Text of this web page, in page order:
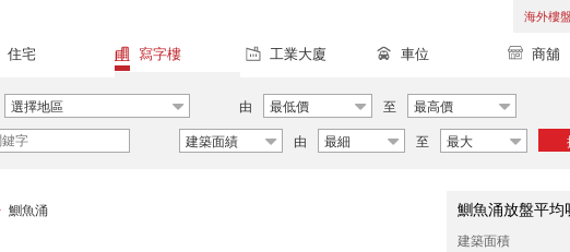
海外樓
住宅 寫字樓 工業大廈 車位 商舖
選擇地區 由 最低價 至 最高價
建築面績 由 最細 至 最大
鰂魚涌 鰂魚涌放盤平均
建築面積